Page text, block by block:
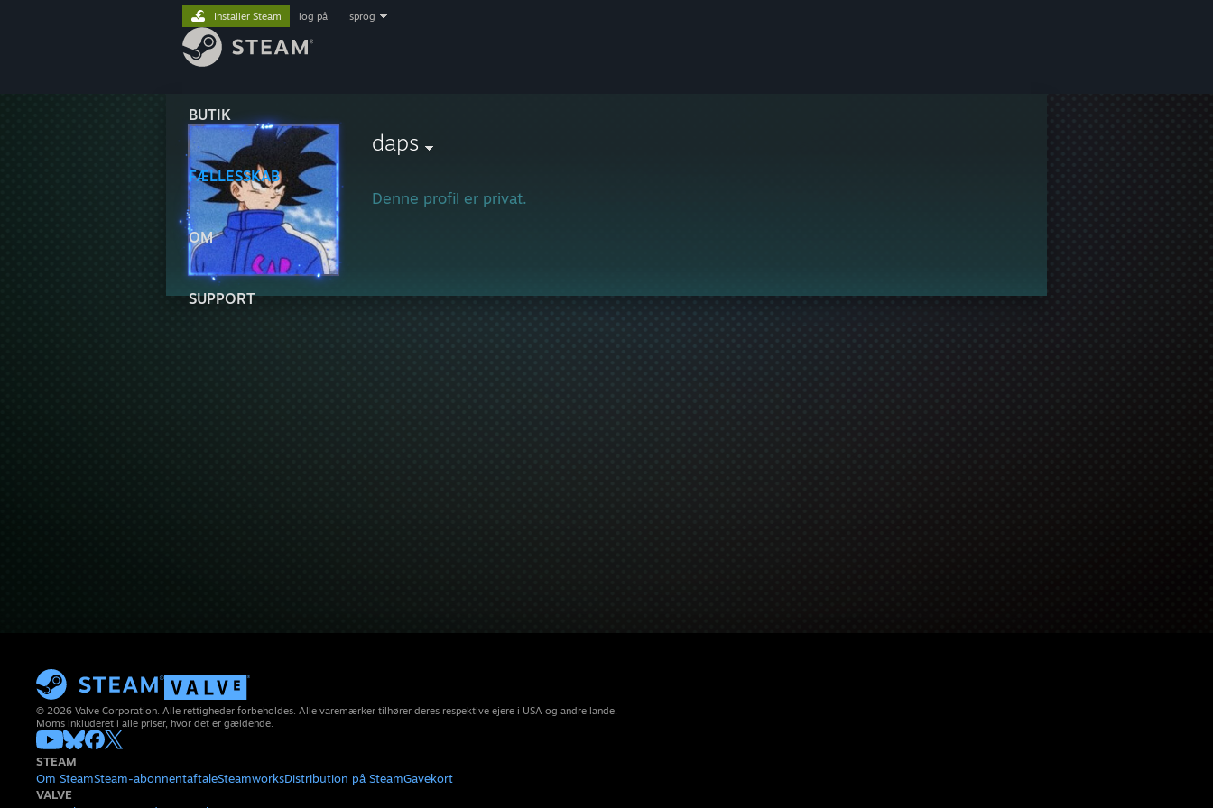
BUTIK
FÆLLESSKAB
OM
SUPPORT
Installer Steam log på sprog
daps
Denne profil er privat.
© 2026 Valve Corporation. Alle rettigheder forbeholdes. Alle varemærker tilhører deres respektive ejere i USA og andre lande.
Moms inkluderet i alle priser, hvor det er gældende.
STEAM
Om SteamSteam-abonnentaftaleSteamworksDistribution på SteamGavekort
VALVE